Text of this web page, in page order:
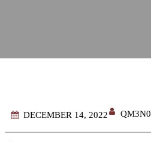
DECEMBER 14, 2022 QM3N0